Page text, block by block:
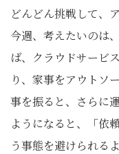
どんどん挑戦して、
今週、考えたいのは
ば、クラウドサービ
り、家事をアウト
事を振ると、さらに
ようになると、「依
う事態を避けられる